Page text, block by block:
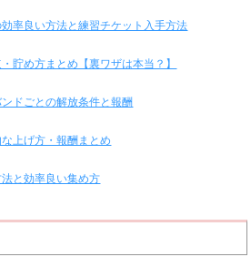
率良い方法と練習チケット入手方法
貯め方まとめ【裏ワザは本当？】
ドごとの解放条件と報酬
上げ方・報酬まとめ
と効率良い集め方